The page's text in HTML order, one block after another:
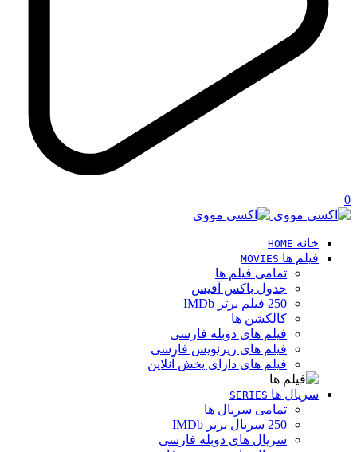
0
خانه HOME
فیلم ها MOVIES
تمامی فیلم ها
جدول باکس آفیس
250 فیلم برتر IMDb
کالکشن ها
فیلم های دوبله فارسی
فیلم های زیرنویس فارسی
فیلم های دارای پخش آنلاین
سریال ها SERIES
تمامی سریال ها
250 سریال برتر IMDb
سریال های دوبله فارسی